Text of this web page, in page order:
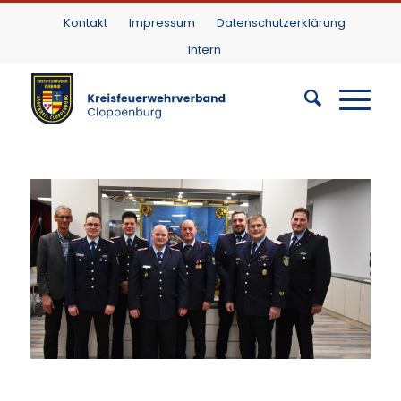
Kontakt Impressum
Datenschutzerklärung
Intern